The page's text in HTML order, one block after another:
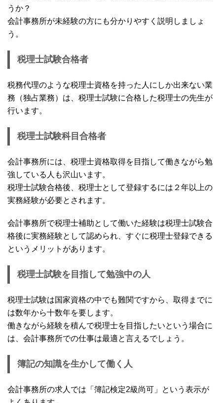
うか？
会計事務所が未経験の方にも分かりやすく説明しましょ
う。
税理士試験合格者
税務代理のような税理士資格を持った人にしか出来ない業
務（独占業務）は、税理士試験に合格した税理士の先生が
行います。
税理士試験科目合格者
会計事務所には、税理士資格取得を目指して働きながら勉
強している人も沢山います。
税理士試験合格後、税理士として登録するには２年以上の
実務経験が必要とされます。
会計事務所で税理士補助として働いた経験は税理士試験合
格後に実務経験として認められ、すぐに税理士登録できる
というメリットがあります。
税理士試験を目指して勉強中の人
税理士試験は国家資格の中でも難関ですから、取得までに
は数年から十数年を要します。
働きながら経験を積んで税理士を目指したいという場合に
は、会計事務所での仕事は最適と言えるでしょう。
簿記の知識を生かして働く人
会計事務所の求人では「簿記検定2級尚可」という表示が